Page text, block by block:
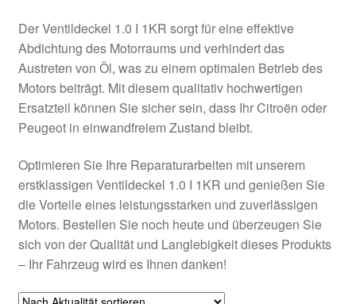
Über uns
Warenkorb
Zahlungen
Der Ventildeckel 1.0 I 1KR sorgt für eine effektive
Abdichtung des Motorraums und verhindert das
Austreten von Öl, was zu einem optimalen Betrieb des
Motors beiträgt. Mit diesem qualitativ hochwertigen
Ersatzteil können Sie sicher sein, dass Ihr Citroën oder
Peugeot in einwandfreiem Zustand bleibt.
Optimieren Sie Ihre Reparaturarbeiten mit unserem
erstklassigen Ventildeckel 1.0 I 1KR und genießen Sie
die Vorteile eines leistungsstarken und zuverlässigen
Motors. Bestellen Sie noch heute und überzeugen Sie
sich von der Qualität und Langlebigkeit dieses Produkts
– Ihr Fahrzeug wird es Ihnen danken!